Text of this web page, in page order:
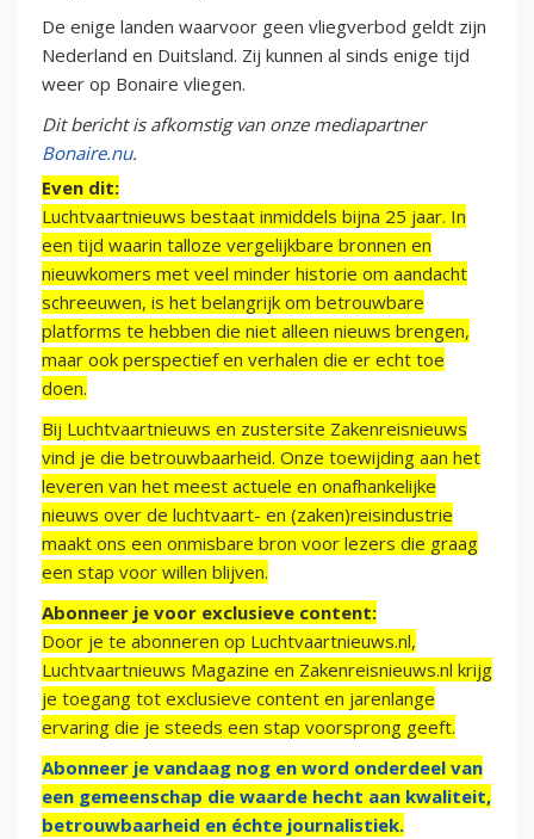
De enige landen waarvoor geen vliegverbod geldt zijn
Nederland en Duitsland. Zij kunnen al sinds enige tijd
weer op Bonaire vliegen.
Dit bericht is afkomstig van onze mediapartner
Bonaire.nu.
Even dit:
Luchtvaartnieuws bestaat inmiddels bijna 25 jaar. In
een tijd waarin talloze vergelijkbare bronnen en
nieuwkomers met veel minder historie om aandacht
schreeuwen, is het belangrijk om betrouwbare
platforms te hebben die niet alleen nieuws brengen,
maar ook perspectief en verhalen die er echt toe
doen.
Bij Luchtvaartnieuws en zustersite Zakenreisnieuws
vind je die betrouwbaarheid. Onze toewijding aan het
leveren van het meest actuele en onafhankelijke
nieuws over de luchtvaart- en (zaken)reisindustrie
maakt ons een onmisbare bron voor lezers die graag
een stap voor willen blijven.
Abonneer je voor exclusieve content:
Door je te abonneren op Luchtvaartnieuws.nl,
Luchtvaartnieuws Magazine en Zakenreisnieuws.nl krijg
je toegang tot exclusieve content en jarenlange
ervaring die je steeds een stap voorsprong geeft.
Abonneer je vandaag nog en word onderdeel van
een gemeenschap die waarde hecht aan kwaliteit,
betrouwbaarheid en échte journalistiek.